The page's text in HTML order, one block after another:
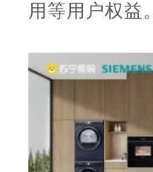
用等用户权益。